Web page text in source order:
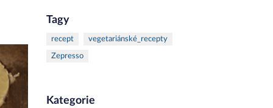
Tagy
recept vegetariánské_recepty
Zepresso
Kategorie